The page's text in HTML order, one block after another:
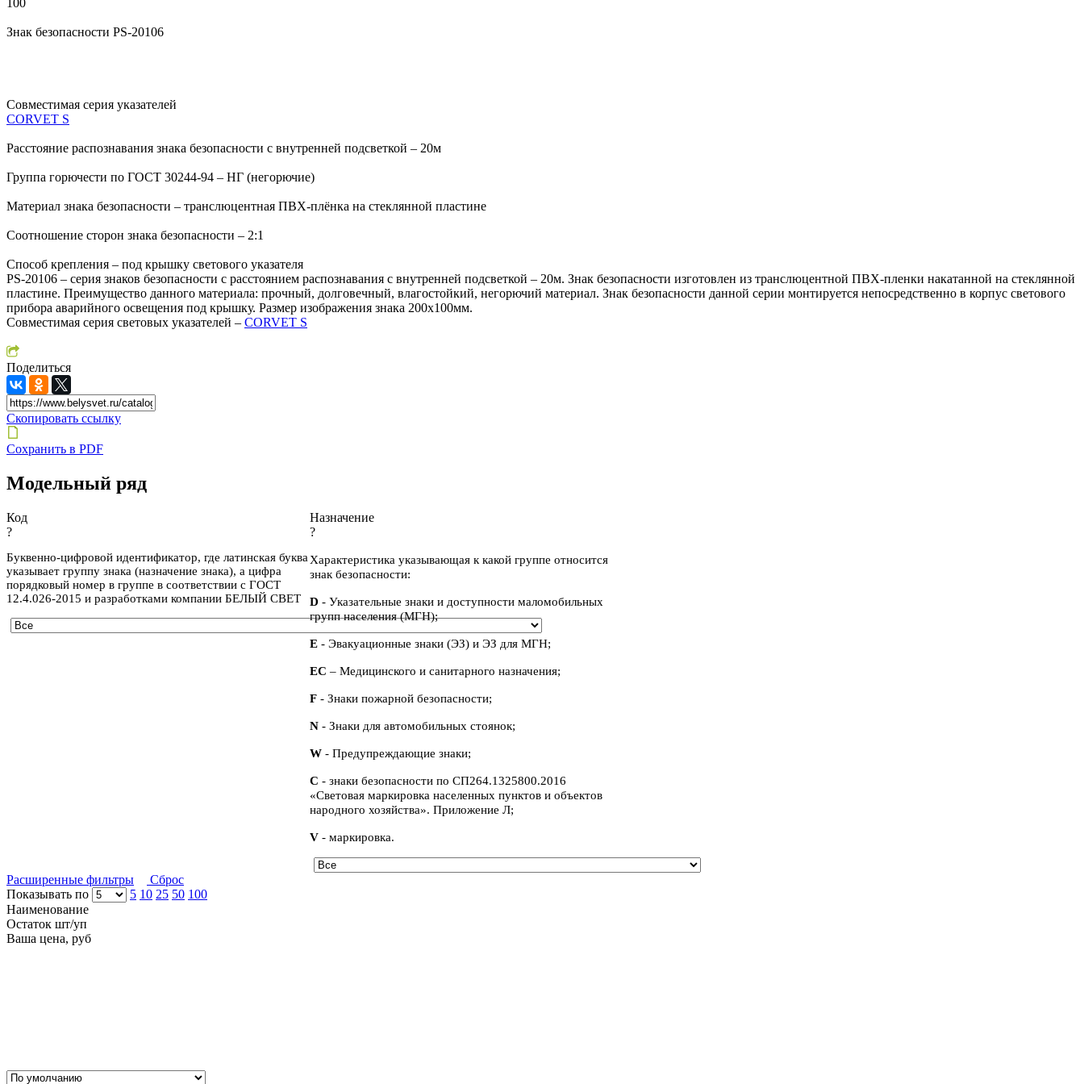
Знак безопасности PS-20106
Совместимая серия указателей
CORVET S
Расстояние распознавания знака безопасности с внутренней подсветкой – 20м
Группа горючести по ГОСТ 30244-94 – НГ (негорючие)
Материал знака безопасности – транслюцентная ПВХ-плёнка на стеклянной пластине
Соотношение сторон знака безопасности – 2:1
Способ крепления – под крышку светового указателя
PS-20106 – серия знаков безопасности с расстоянием распознавания с внутренней подсветкой – 20м. Знак безопасности изготовлен из транслюцентной ПВХ-пленки накатанной на стеклянной
пластине. Преимущество данного материала: прочный, долговечный, влагостойкий, негорючий материал. Знак безопасности данной серии монтируется непосредственно в корпус светового
прибора аварийного освещения под крышку. Размер изображения знака 200х100мм.
Совместимая серия световых указателей – CORVET S
Поделиться
Скопировать ссылку
Сохранить в PDF
Модельный ряд
Код
?
Буквенно-цифровой идентификатор, где латинская буква
указывает группу знака (назначение знака), а цифра
порядковый номер в группе в соответствии с ГОСТ
12.4.026-2015 и разработками компании БЕЛЫЙ СВЕТ
Назначение
?
Характеристика указывающая к какой группе относится
знак безопасности:
D - Указательные знаки и доступности маломобильных
групп населения (МГН);
E - Эвакуационные знаки (ЭЗ) и ЭЗ для МГН;
ЕС – Медицинского и санитарного назначения;
F - Знаки пожарной безопасности;
N - Знаки для автомобильных стоянок;
W - Предупреждающие знаки;
С - знаки безопасности по СП264.1325800.2016
«Световая маркировка населенных пунктов и объектов
народного хозяйства». Приложение Л;
V - маркировка.
Расширенные фильтры
Сброс
Показывать по
5 10 25 50 100
Наименование
Остаток шт/уп
Ваша цена, руб